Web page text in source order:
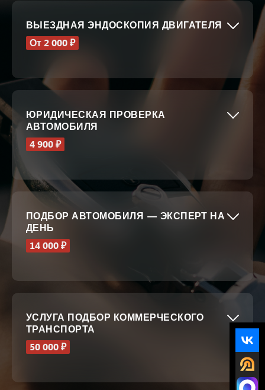
ВЫЕЗДНАЯ ЭНДОСКОПИЯ ДВИГАТЕЛЯ
От 2 000 ₽
ЮРИДИЧЕСКАЯ ПРОВЕРКА
АВТОМОБИЛЯ
4 900 ₽
ПОДБОР АВТОМОБИЛЯ — ЭКСПЕРТ НА
ДЕНЬ
14 000 ₽
УСЛУГА ПОДБОР КОММЕРЧЕСКОГО
ТРАНСПОРТА
50 000 ₽